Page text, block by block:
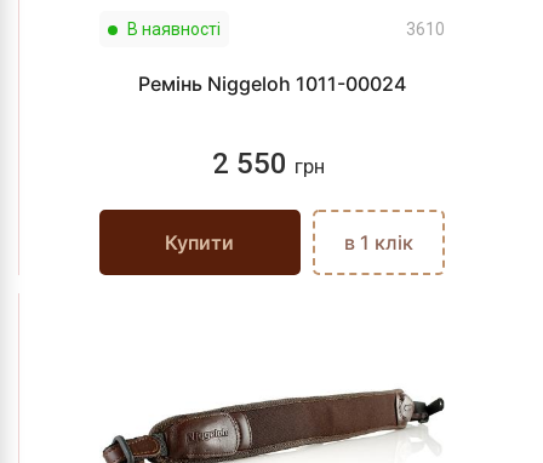
В наявності 3610
Ремінь Niggeloh 1011-00024
2 550 грн
Купити в 1 клік